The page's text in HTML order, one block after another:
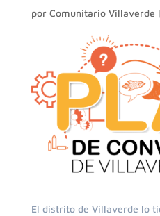
por Comunitario Villaverde |
El distrito de Villaverde lo